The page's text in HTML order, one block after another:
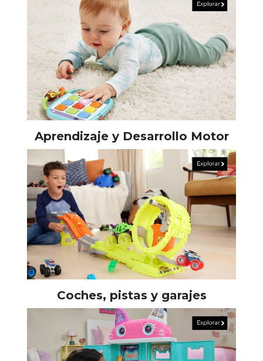
Aprendizaje y Desarrollo Motor
Coches, pistas y garajes